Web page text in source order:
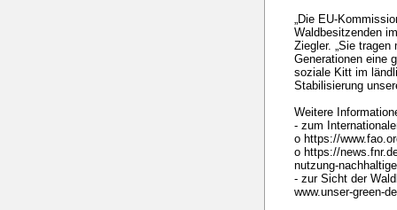
„Die EU-
Waldbesitzenden
Ziegler. „Sie
Generationen eine
soziale Kitt im
Stabilisierung
Weitere
- zum
o https://
o https://
nutzung-
- zur Sicht der
www.unser-green-